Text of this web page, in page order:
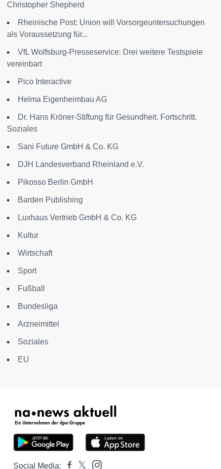
Christopher Shepherd
Rheinische Post: Union will Vorsorgeuntersuchungen
als Voraussetzung für...
VfL Wolfsburg-Presseservice: Drei weitere Testspiele
vereinbart
Pico Interactive
Helma Eigenheimbau AG
Dr. Hans Kröner-Stiftung für Gesundheit. Fortschritt.
Soziales
Sani Future GmbH & Co. KG
DJH Landesverband Rheinland e.V.
Pikosso Berlin GmbH
Barden Publishing
Luxhaus Vertrieb GmbH & Co. KG
Kultur
Wirtschaft
Sport
Fußball
Bundesliga
Arzneimittel
Soziales
EU
Social Media: